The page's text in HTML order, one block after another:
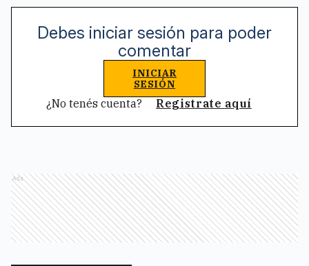
Debes iniciar sesión para poder
comentar
INICIAR
SESIÓN
¿No tenés cuenta? Registrate aquí
Ads